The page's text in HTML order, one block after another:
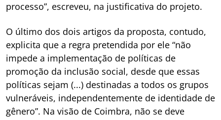
processo”, escreveu, na justificativa do projeto.
O último dos dois artigos da proposta, contudo,
explicita que a regra pretendida por ele “não
impede a implementação de políticas de
promoção da inclusão social, desde que essas
políticas sejam (...) destinadas a todos os grupos
vulneráveis, independentemente de identidade de
gênero”. Na visão de Coimbra, não se deve